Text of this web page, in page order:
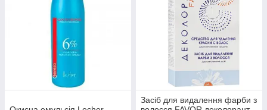
Засіб для видалення фарби з